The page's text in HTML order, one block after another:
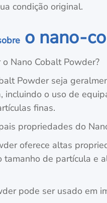
condição original.
o nano-
Nano Cobalt Powder?
Powder seja
incluindo o uso de
finas.
propriedades do
oferece altas
tamanho de partícula e
pode ser usado em